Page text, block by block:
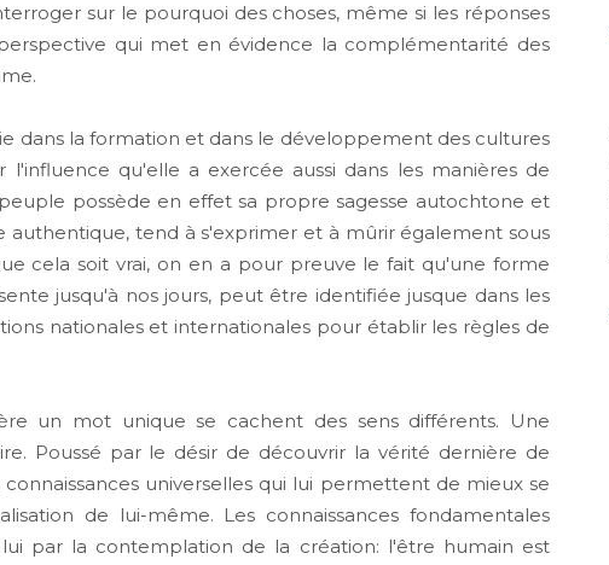
sur le pourquoi des choses, même si les réponses
qui met en évidence la complémentarité des
la formation et dans le développement des cultures
qu'elle a exercée aussi dans les manières de
possède en effet sa propre sagesse autochtone et
authentique, tend à s'exprimer et à mûrir également sous
cela soit vrai, on en a pour preuve le fait qu'une forme
jusqu'à nos jours, peut être identifiée jusque dans les
nationales et internationales pour établir les règles de
un mot unique se cachent des sens différents. Une
Poussé par le désir de découvrir la vérité dernière de
universelles qui lui permettent de mieux se
de lui-même. Les connaissances fondamentales
par la contemplation de la création: l'être humain est